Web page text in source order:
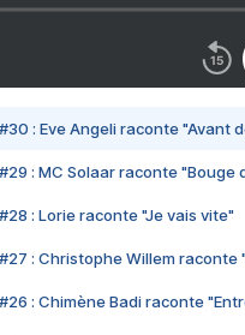
#30 : Eve Angeli raconte "Avant
#29 : MC Solaar raconte "Bouge
#28 : Lorie raconte "Je vais vite"
#27 : Christophe Willem raconte
#26 : Chimène Badi raconte